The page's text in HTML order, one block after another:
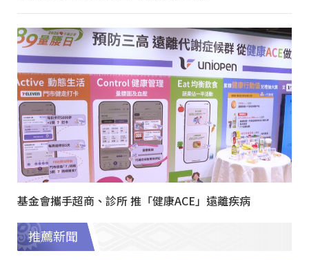
基金會攜手超商、診所 推「健康ACE」遠離疾病
推薦新聞